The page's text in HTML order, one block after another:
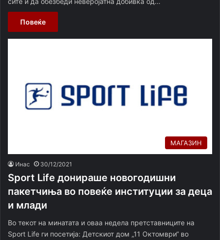
Повеќе
МАГАЗИН
Инас 30/12/2021
Sport Life донираше новогодишни
пакетчиња во повеќе институции за деца
и млади
Во текот на минатата и оваа недела претставниците на
Sport Life ги посетија: Детскиот дом „11 Октомври“ во